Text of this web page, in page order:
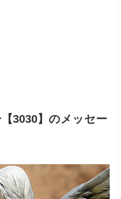
3030】のメッセー